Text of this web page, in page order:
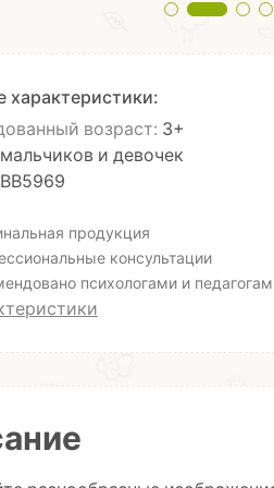
характеристики:
возраст: 3+
и девочек
ВВ5969
продукция
консультации
психологами и